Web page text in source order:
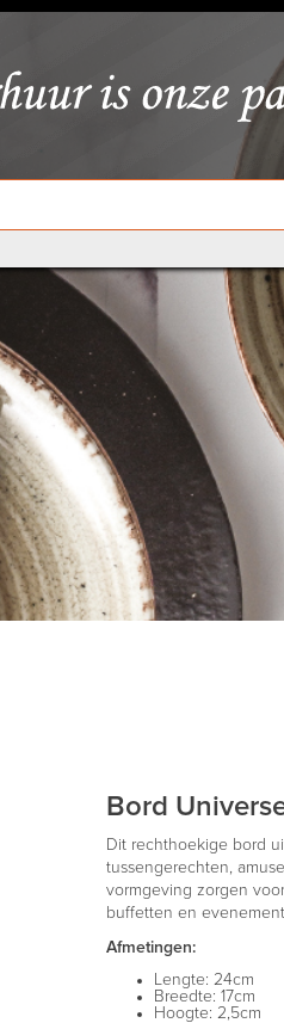
Bord
Dit rechthoekige bord
tussengerechten,
vormgeving zorgen
buffetten en
Afmetingen:
Lengte: 24cm
Breedte: 17cm
Hoogte: 2,5cm